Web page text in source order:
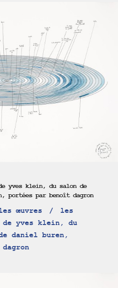
yves klein, du salon de
portées par benoît dagron
œuvres
les
yves klein, du
daniel buren,